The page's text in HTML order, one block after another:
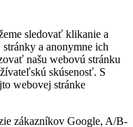
sledovať klikanie a
a anonymne ich
našu webovú stránku
skúsenosť. S
webovej stránke
zákazníkov Google, A/B-